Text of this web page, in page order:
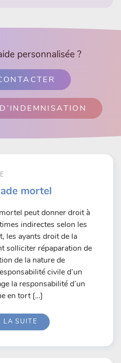
personnalisée ?
mortel
mortel peut donner droit à
indirectes selon les
les ayants droit de la
solliciter répaparation de
de la nature de
civile d’un
la responsabilité d’un
en tort […]
LA SUITE